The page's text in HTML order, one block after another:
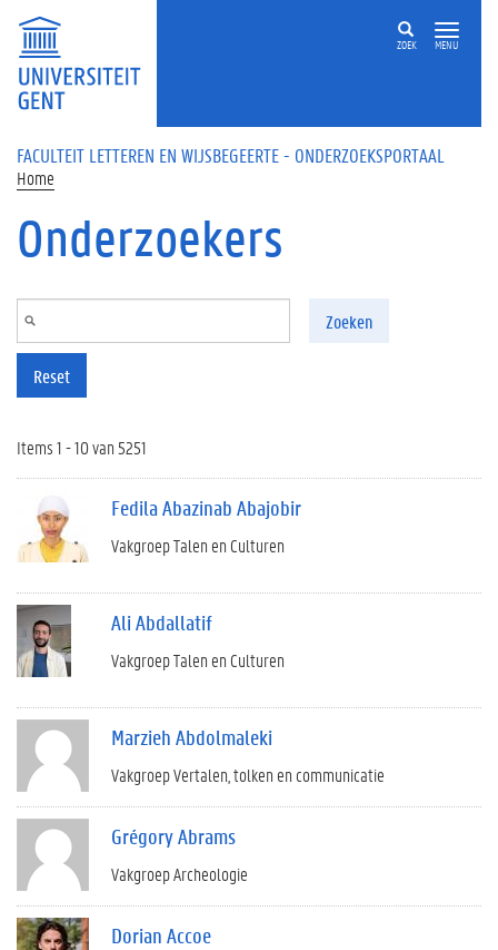
Overslaan en naar de inhoud gaan
ZOEK MENU
FACULTEIT LETTEREN EN WIJSBEGEERTE - ONDERZOEKSPORTAAL
Home
Onderzoekers
Zoeken
Reset
Items 1 - 10 van 5251
Fedila Abazinab Abajobir
Vakgroep Talen en Culturen
Ali Abdallatif
Vakgroep Talen en Culturen
Marzieh Abdolmaleki
Vakgroep Vertalen, tolken en communicatie
Grégory Abrams
Vakgroep Archeologie
Dorian Accoe